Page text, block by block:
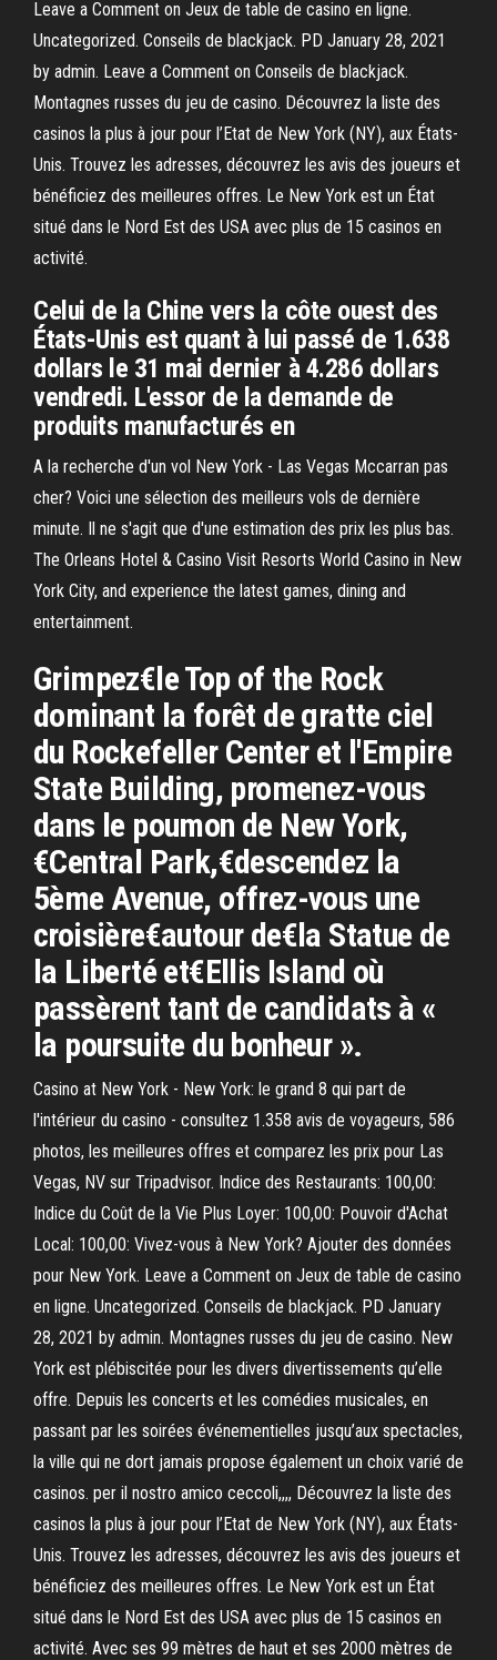
Leave a Comment on Jeux de table de casino en ligne.
Uncategorized. Conseils de blackjack. PD January 28, 2021
by admin. Leave a Comment on Conseils de blackjack.
Montagnes russes du jeu de casino. Découvrez la liste des
casinos la plus à jour pour l’Etat de New York (NY), aux États-
Unis. Trouvez les adresses, découvrez les avis des joueurs et
bénéficiez des meilleures offres. Le New York est un État
situé dans le Nord Est des USA avec plus de 15 casinos en
activité.
Celui de la Chine vers la côte ouest des
États-Unis est quant à lui passé de 1.638
dollars le 31 mai dernier à 4.286 dollars
vendredi. L'essor de la demande de
produits manufacturés en
A la recherche d'un vol New York - Las Vegas Mccarran pas
cher? Voici une sélection des meilleurs vols de dernière
minute. Il ne s'agit que d'une estimation des prix les plus bas.
The Orleans Hotel & Casino Visit Resorts World Casino in New
York City, and experience the latest games, dining and
entertainment.
Grimpez€le Top of the Rock
dominant la forêt de gratte ciel
du Rockefeller Center et l'Empire
State Building, promenez-vous
dans le poumon de New York,
€Central Park,€descendez la
5ème Avenue, offrez-vous une
croisière€autour de€la Statue de
la Liberté et€Ellis Island où
passèrent tant de candidats à «
la poursuite du bonheur ».
Casino at New York - New York: le grand 8 qui part de
l'intérieur du casino - consultez 1.358 avis de voyageurs, 586
photos, les meilleures offres et comparez les prix pour Las
Vegas, NV sur Tripadvisor. Indice des Restaurants: 100,00:
Indice du Coût de la Vie Plus Loyer: 100,00: Pouvoir d'Achat
Local: 100,00: Vivez-vous à New York? Ajouter des données
pour New York. Leave a Comment on Jeux de table de casino
en ligne. Uncategorized. Conseils de blackjack. PD January
28, 2021 by admin. Montagnes russes du jeu de casino. New
York est plébiscitée pour les divers divertissements qu’elle
offre. Depuis les concerts et les comédies musicales, en
passant par les soirées événementielles jusqu’aux spectacles,
la ville qui ne dort jamais propose également un choix varié de
casinos. per il nostro amico ceccoli,,,, Découvrez la liste des
casinos la plus à jour pour l’Etat de New York (NY), aux États-
Unis. Trouvez les adresses, découvrez les avis des joueurs et
bénéficiez des meilleures offres. Le New York est un État
situé dans le Nord Est des USA avec plus de 15 casinos en
activité. Avec ses 99 mètres de haut et ses 2000 mètres de